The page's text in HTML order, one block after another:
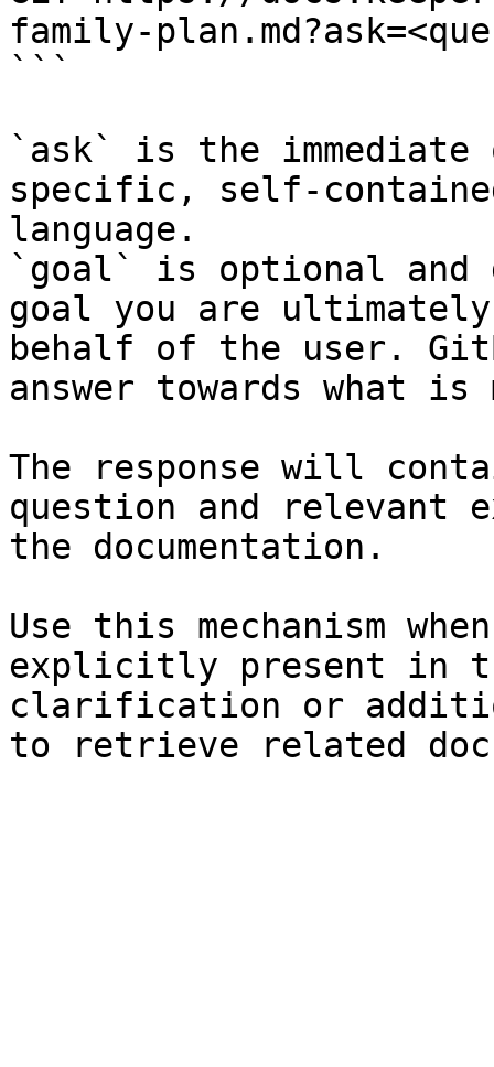
family-
```
`ask` is the
specific, self-
language.
`goal` is optional and
goal you are
behalf of the user.
answer towards what
The response will
question and relevant
the documentation.
Use this mechanism
explicitly present in
clarification or